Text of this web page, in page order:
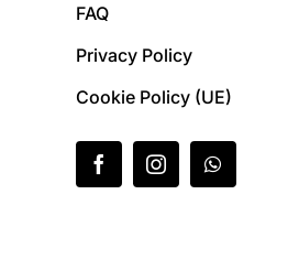
FAQ
Privacy Policy
Cookie Policy (UE)